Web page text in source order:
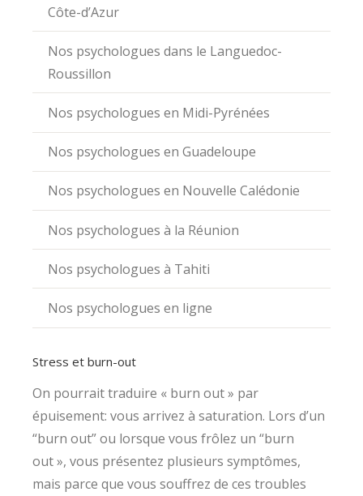
Côte-d’Azur
Nos psychologues dans le Languedoc-
Roussillon
Nos psychologues en Midi-Pyrénées
Nos psychologues en Guadeloupe
Nos psychologues en Nouvelle Calédonie
Nos psychologues à la Réunion
Nos psychologues à Tahiti
Nos psychologues en ligne
Stress et burn-out
On pourrait traduire « burn out » par
épuisement: vous arrivez à saturation. Lors d’un
“burn out” ou lorsque vous frôlez un “burn
out », vous présentez plusieurs symptômes,
mais parce que vous souffrez de ces troubles